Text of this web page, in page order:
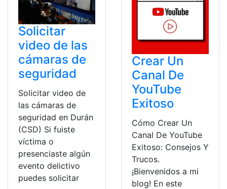
Solicitar
video de las
cámaras de
seguridad
Solicitar video de
las cámaras de
seguridad en Durán
(CSD) Si fuiste
víctima o
presenciaste algún
evento delictivo
puedes solicitar
Crear Un
Canal De
YouTube
Exitoso
Cómo Crear Un
Canal De YouTube
Exitoso: Consejos Y
Trucos.
¡Bienvenidos a mi
blog! En este